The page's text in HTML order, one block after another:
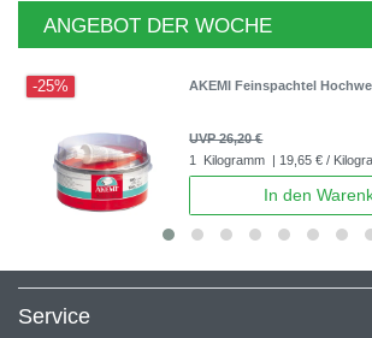
ANGEBOT DER WOCHE
-25% AKEMI Feinspachtel
UVP 26,20 €
1 Kilogramm | 19,65 € /
In den
Service